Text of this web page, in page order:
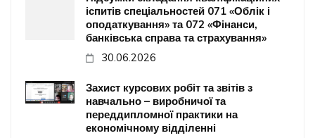
іспитів спеціальностей 071 «Облік і
оподаткування» та 072 «Фінанси,
банківська справа та страхування»
30.06.2026
Захист курсових робіт та звітів з
навчально – виробничої та
переддипломної практики на
економічному відділенні